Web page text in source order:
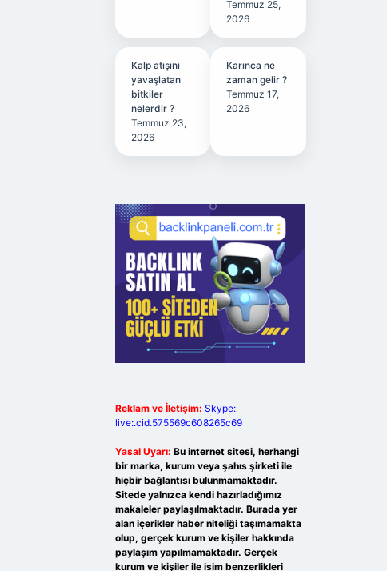
Temmuz 25,
2026
Kalp atışını
yavaşlatan
bitkiler
nelerdir ?
Temmuz 23,
2026
Karınca ne
zaman gelir ?
Temmuz 17,
2026
Reklam ve İletişim: Skype:
live:.cid.575569c608265c69
Yasal Uyarı: Bu internet sitesi, herhangi
bir marka, kurum veya şahıs şirketi ile
hiçbir bağlantısı bulunmamaktadır.
Sitede yalnızca kendi hazırladığımız
makaleler paylaşılmaktadır. Burada yer
alan içerikler haber niteliği taşımamakta
olup, gerçek kurum ve kişiler hakkında
paylaşım yapılmamaktadır. Gerçek
kurum ve kişiler ile isim benzerlikleri